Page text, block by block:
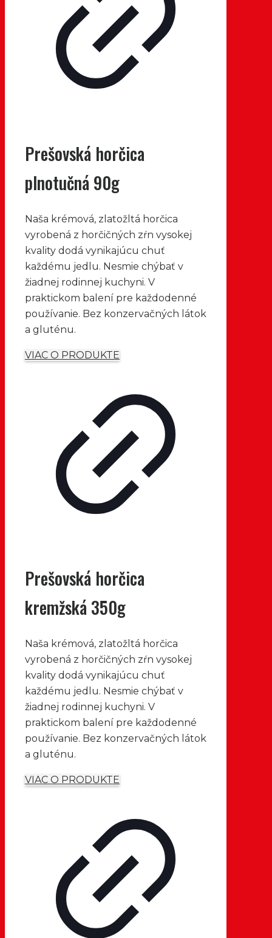
Prešovská horčica
plnotučná 90g
Naša krémová, zlatožltá horčica
vyrobená z horčičných zŕn vysokej
kvality dodá vynikajúcu chuť
každému jedlu. Nesmie chýbať v
žiadnej rodinnej kuchyni. V
praktickom balení pre každodenné
používanie. Bez konzervačných látok
a gluténu.
VIAC O PRODUKTE
Prešovská horčica
kremžská 350g
Naša krémová, zlatožltá horčica
vyrobená z horčičných zŕn vysokej
kvality dodá vynikajúcu chuť
každému jedlu. Nesmie chýbať v
žiadnej rodinnej kuchyni. V
praktickom balení pre každodenné
používanie. Bez konzervačných látok
a gluténu.
VIAC O PRODUKTE